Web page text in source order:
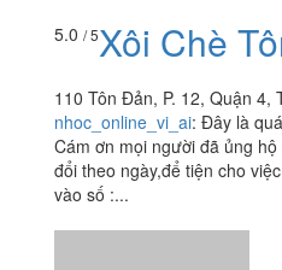
5.0 / 5Xôi Chè
110 Tôn Đản, P. 12, Quận 4,
nhoc_online_vi_ai: Đây là
Cám ơn mọi người đã ủng
đổi theo ngày,để tiện cho
vào số :...